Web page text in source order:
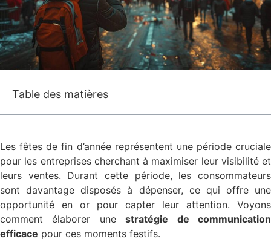
Table des matières
Les fêtes de fin d’année représentent une période cruciale
pour les entreprises cherchant à maximiser leur visibilité et
leurs ventes. Durant cette période, les consommateurs
sont davantage disposés à dépenser, ce qui offre une
opportunité en or pour capter leur attention. Voyons
comment élaborer unestratégie de communication
efficace pour ces moments festifs.